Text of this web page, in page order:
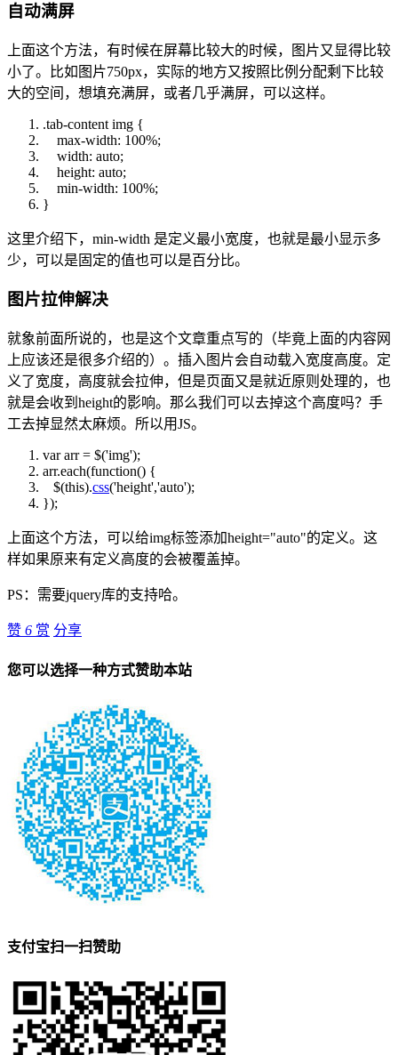
自动满屏
上面这个方法，有时候在屏幕比较大的时候，图片又显得比较
小了。比如图片750px，实际的地方又按照比例分配剩下比较
大的空间，想填充满屏，或者几乎满屏，可以这样。
.tab-content img {
max-width: 100%;
width: auto;
height: auto;
min-width: 100%;
}
这里介绍下，min-width 是定义最小宽度，也就是最小显示多
少，可以是固定的值也可以是百分比。
图片拉伸解决
就象前面所说的，也是这个文章重点写的（毕竟上面的内容网
上应该还是很多介绍的）。插入图片会自动载入宽度高度。定
义了宽度，高度就会拉伸，但是页面又是就近原则处理的，也
就是会收到height的影响。那么我们可以去掉这个高度吗？手
工去掉显然太麻烦。所以用JS。
vararr = $('img');
arr.each(function() {
$(this).css('height','auto');
});
上面这个方法，可以给img标签添加height="auto"的定义。这
样如果原来有定义高度的会被覆盖掉。
PS：需要jquery库的支持哈。
赞 6 赏 分享
您可以选择一种方式赞助本站
支付宝扫一扫赞助